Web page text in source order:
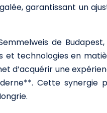
garantissant un
de
technologies en
d’acquérir une
Cette synergie